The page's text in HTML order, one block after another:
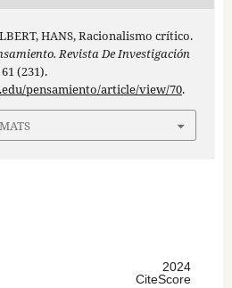
HANS, Racionalismo crítico.
Revista De Investigación
(231).
pensamiento/article/view/70.
2024
CiteScore